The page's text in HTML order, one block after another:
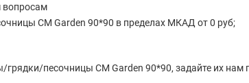
вопросам
CM Garden 90*90 в пределах МКАД от 0 руб;
песочницы CM Garden 90*90, задайте их нам